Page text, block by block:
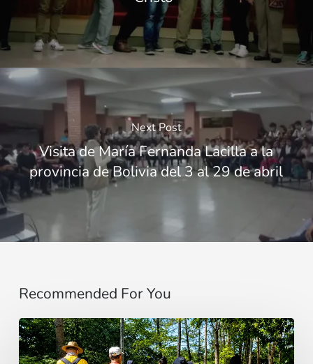
Next Post
Visita de María Fernanda Lacilla a la
provincia de Bolivia del 3 al 29 de abril
Recommended For You
“Estoy
contigo”